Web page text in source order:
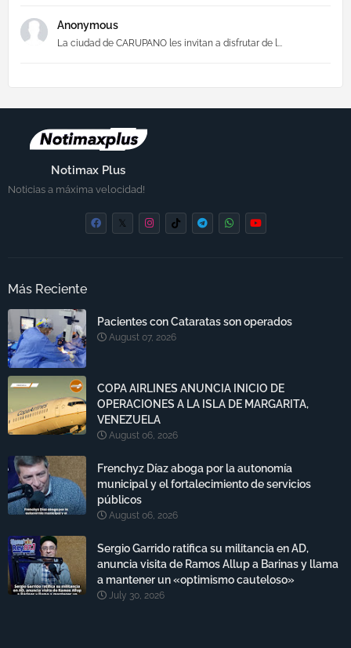
Anonymous
La ciudad de CARUPANO les invitan a disfrutar de l...
Notimax Plus
Noticias a máxima velocidad!
Más Reciente
Pacientes con Cataratas son operados
August 07, 2026
COPA AIRLINES ANUNCIA INICIO DE
OPERACIONES A LA ISLA DE MARGARITA,
VENEZUELA
August 06, 2026
Frenchyz Díaz aboga por la autonomía
municipal y el fortalecimiento de servicios
públicos
August 06, 2026
Sergio Garrido ratifica su militancia en AD,
anuncia visita de Ramos Allup a Barinas y llama
a mantener un «optimismo cauteloso»
July 30, 2026